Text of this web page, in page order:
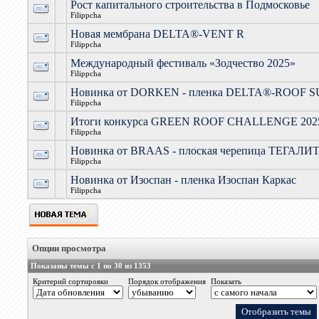
Рост капитального строительства в Подмосковье
Filippcha
Новая мембрана DELTA®-VENT R
Filippcha
Международный фестиваль «Зодчество 2025»
Filippcha
Новинка от DORKEN - пленка DELTA®-ROOF
Filippcha
Итоги конкурса GREEN ROOF CHALLENGE
Filippcha
Новинка от BRAAS - плоская черепица ТЕГАЛИТ
Filippcha
Новинка от Изоспан - пленка Изоспан Каркас
Filippcha
Опции просмотра
Показаны темы с 1 по 30 из 1353
Критерий сортировки
Порядок отображения Показать